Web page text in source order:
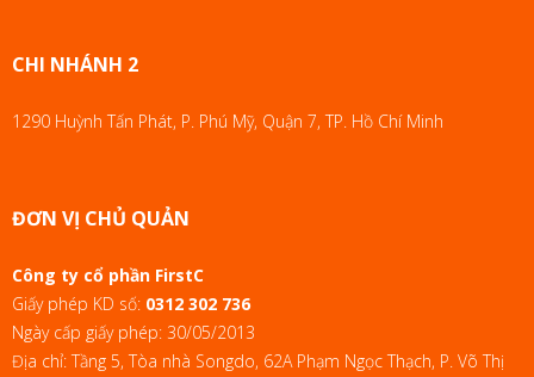
CHI NHÁNH 2
1290 Huỳnh Tấn Phát, P. Phú Mỹ, Quận 7, TP. Hồ Chí Minh
ĐƠN VỊ CHỦ QUẢN
Công ty cổ phần FirstC
Giấy phép KD số: 0312 302 736
Ngày cấp giấy phép: 30/05/2013
Địa chỉ: Tầng 5, Tòa nhà Songdo, 62A Phạm Ngọc Thạch, P. Võ Thị